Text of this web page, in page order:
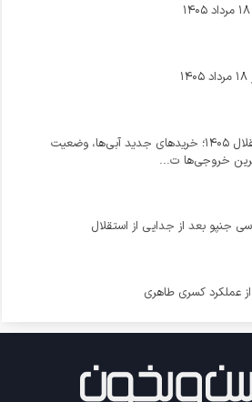
آخرین نقل‌وانتقالات استقلال ۱۴۰۵؛ خریدهای جدید آبی‌ها، وضعیت
خروجی‌ها ت...
بعد از جدایی از استقلال
عملکرد کسری طاهری